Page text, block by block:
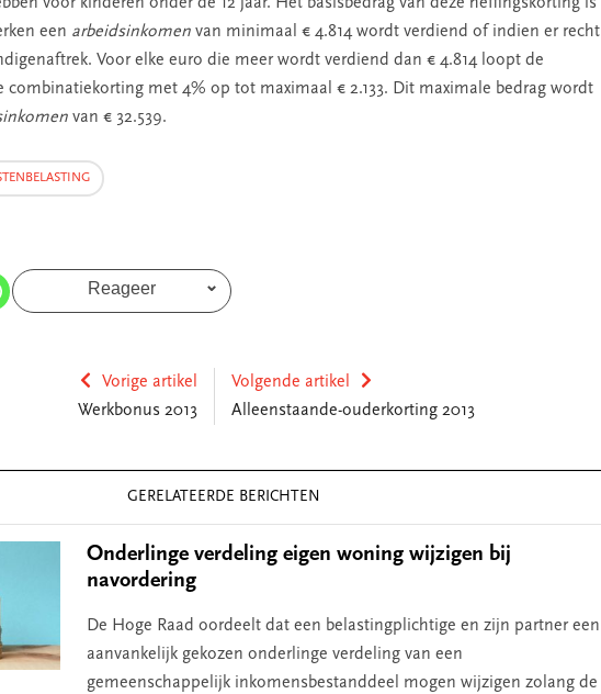
een arbeidsinkomen van minimaal € 4.814 wordt verdiend of indien er recht
Voor elke euro die meer wordt verdiend dan € 4.814 loopt de
combinatiekorting met 4% op tot maximaal € 2.133. Dit maximale bedrag wordt
van € 32.539.
Reageer
Vorige artikel
Werkbonus 2013
Volgende artikel
Alleenstaande-ouderkorting 2013
GERELATEERDE BERICHTEN
Onderlinge verdeling eigen woning wijzigen bij
navordering
De Hoge Raad oordeelt dat een belastingplichtige en zijn partner een
aanvankelijk gekozen onderlinge verdeling van een
gemeenschappelijk inkomensbestanddeel mogen wijzigen zolang de